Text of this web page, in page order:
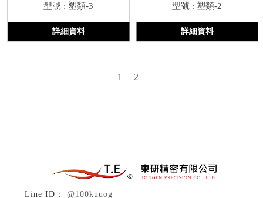
型號 : 塑類-3
詳細資料
型號 : 塑類-2
詳細資料
1 2
@100kuuog